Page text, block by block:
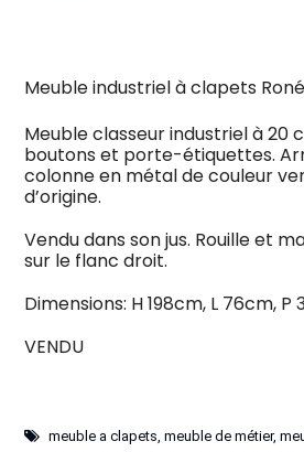
Meuble industriel à clapets
Meuble classeur industriel à 20
boutons et porte-étiquettes.
colonne en métal de couleur
d’origine.
Vendu dans son jus. Rouille et
sur le flanc droit.
Dimensions: H 198cm, L 76cm, P
VENDU
meuble a clapets,meuble de métier,